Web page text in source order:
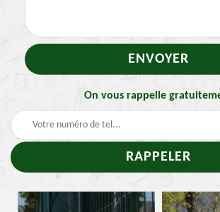
On vous rappelle